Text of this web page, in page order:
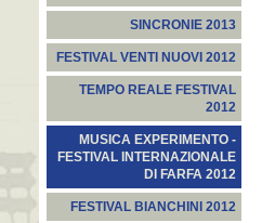
SINCRONIE 2013
FESTIVAL VENTI NUOVI 2012
TEMPO REALE FESTIVAL
2012
MUSICA EXPERIMENTO -
FESTIVAL INTERNAZIONALE
DI FARFA 2012
FESTIVAL BIANCHINI 2012